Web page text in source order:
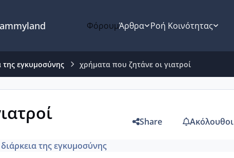
ΦόρουμΆρθρα Ροή Κοινότητας
της εγκυμοσύνης χρήματα που ζητάνε οι γιατροί
Share Ακόλουθοι
της εγκυμοσύνης